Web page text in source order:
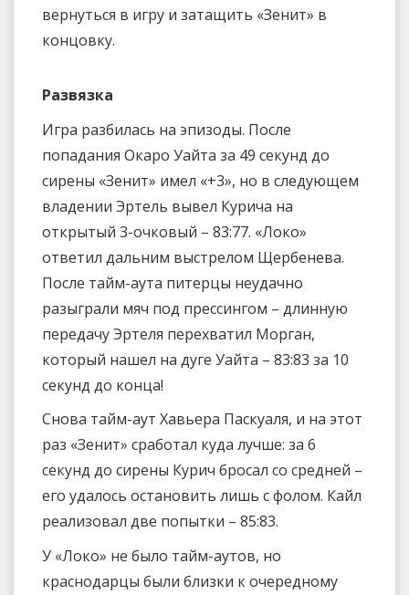
вернуться в игру и затащить «Зенит» в
концовку.
Развязка
Игра разбилась на эпизоды. После
попадания Окаро Уайта за 49 секунд до
сирены «Зенит» имел «+3», но в следующем
владении Эртель вывел Курича на
открытый 3-очковый – 83:77. «Локо»
ответил дальним выстрелом Щербенева.
После тайм-аута питерцы неудачно
разыграли мяч под прессингом – длинную
передачу Эртеля перехватил Морган,
который нашел на дуге Уайта – 83:83 за 10
секунд до конца!
Снова тайм-аут Хавьера Паскуаля, и на этот
раз «Зенит» сработал куда лучше: за 6
секунд до сирены Курич бросал со средней –
его удалось остановить лишь с фолом. Кайл
реализовал две попытки – 85:83.
У «Локо» не было тайм-аутов, но
краснодарцы были близки к очередному